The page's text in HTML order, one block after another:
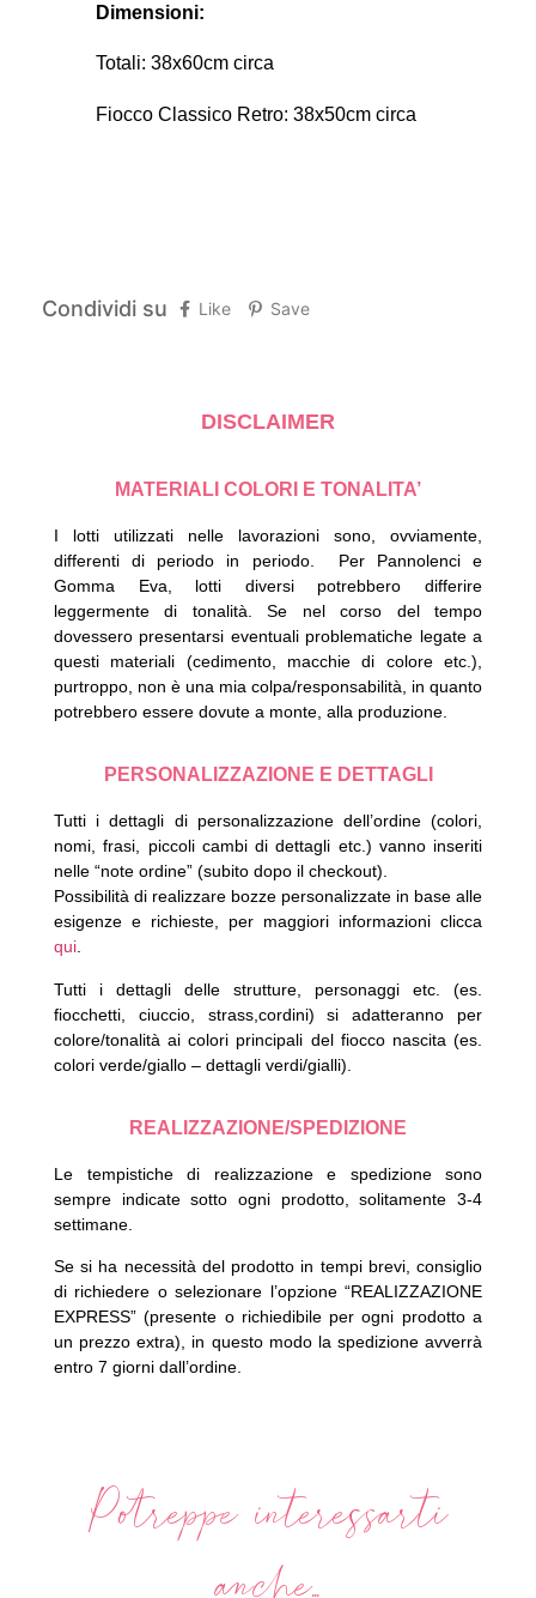
Dimensioni:
Totali: 38x60cm circa
Fiocco Classico Retro: 38x50cm circa
Condividi su Like Save
DISCLAIMER
MATERIALI COLORI E TONALITA’
I lotti utilizzati nelle lavorazioni sono, ovviamente,
differenti di periodo in periodo. Per Pannolenci e
Gomma Eva, lotti diversi potrebbero differire
leggermente di tonalità.Se nel corso del tempo
dovessero presentarsi eventuali problematiche legate a
questi materiali (cedimento, macchie di colore etc.),
purtroppo, non è una mia colpa/responsabilità, in quanto
potrebbero essere dovute a monte, alla produzione.
PERSONALIZZAZIONE E DETTAGLI
Tutti i dettagli di personalizzazione dell’ordine (colori,
nomi, frasi, piccoli cambi di dettagli etc.) vanno inseriti
nelle “note ordine” (subito dopo il checkout).
Possibilità di realizzare bozze personalizzate in base alle
esigenze e richieste, per maggiori informazioni clicca
qui.
Tutti i dettagli delle strutture, personaggi etc. (es.
fiocchetti, ciuccio, strass,cordini) si adatteranno per
colore/tonalità ai colori principali del fiocco nascita (es.
colori verde/giallo – dettagli verdi/gialli).
REALIZZAZIONE/SPEDIZIONE
Le tempistiche di realizzazione e spedizione sono
sempre indicate sotto ogni prodotto, solitamente 3-4
settimane.
Se si ha necessità del prodotto in tempi brevi, consiglio
di richiedere o selezionare l’opzione “REALIZZAZIONE
EXPRESS” (presente o richiedibile per ogni prodotto a
un prezzo extra), in questo modo la spedizione avverrà
entro 7 giorni dall’ordine.
Potreppe interessarti